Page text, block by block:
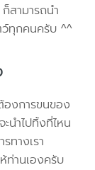
สามารถนำ
ว์ทุกคนครับ ^^
งการขนของ
นำไปทิ้งที่ไหน
ทางเรา
ท่านเองครับ